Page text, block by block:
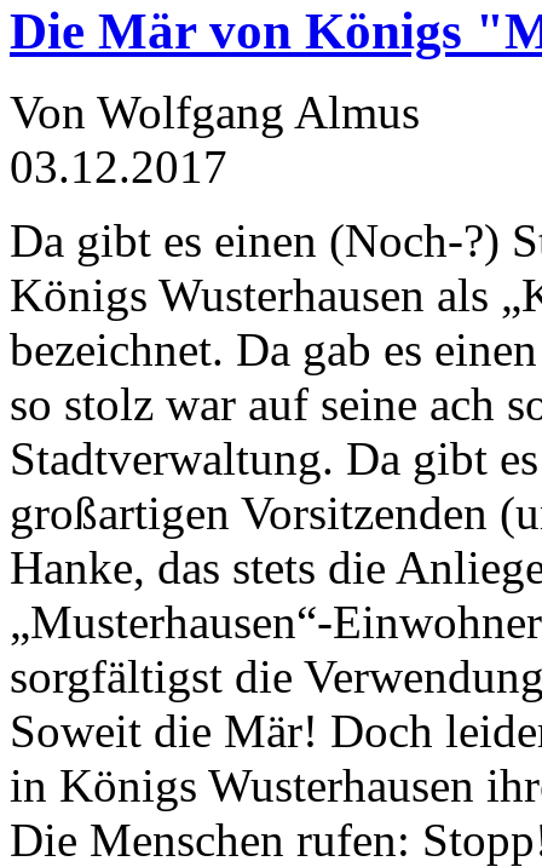
Die Mär von Königs
Von Wolfgang Almus
03.12.2017
Da gibt es einen (Noch-?)
Königs Wusterhausen als
bezeichnet. Da gab es
so stolz war auf seine ach
Stadtverwaltung. Da gibt
großartigen Vorsitzenden
Hanke, das stets die
„Musterhausen“-
sorgfältigst die
Soweit die Mär! Doch
in Königs Wusterhausen
Die Menschen rufen: